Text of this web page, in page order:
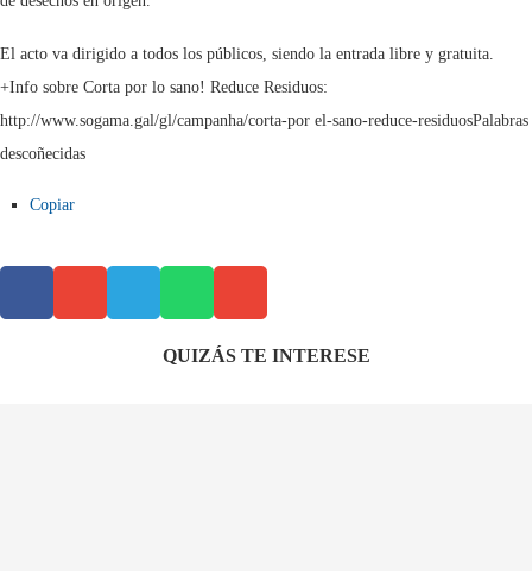
El acto va dirigido a todos los públicos, siendo la entrada libre y gratuita.
+Info sobre Corta por lo sano! Reduce Residuos:
http://www.sogama.gal/gl/campanha/corta-por el-sano-reduce-residuosPalabras
descoñecidas
Copiar
QUIZÁS TE INTERESE